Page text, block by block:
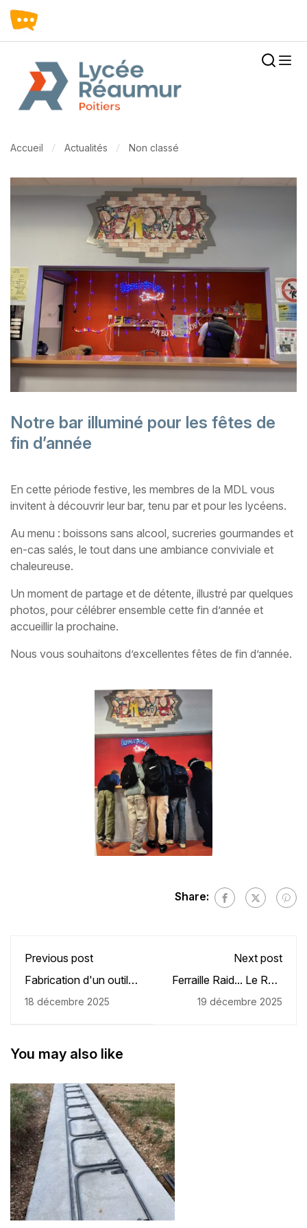
Accueil Actualités Non classé
Notre bar illuminé pour les fêtes de
fin d’année
En cette période festive, les membres de la MDL vous
invitent à découvrir leur bar, tenu par et pour les lycéens.
Au menu : boissons sans alcool, sucreries gourmandes et
en-cas salés, le tout dans une ambiance conviviale et
chaleureuse.
Un moment de partage et de détente, illustré par quelques
photos, pour célébrer ensemble cette fin d’année et
accueillir la prochaine.
Nous vous souhaitons d’excellentes fêtes de fin d’année.
Share:
Previous post
Fabrication d'un outil
18 décembre 2025
Next post
Ferraille Raid... Le Raid
spectaculaire !!!
19 décembre 2025
you may also like